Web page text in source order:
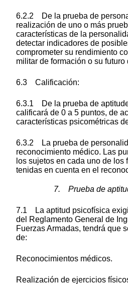
6.2.2 De la prueba de
realización de uno o más
características de la
detectar indicadores de
comprometer su rendimiento
militar de formación o su
6.3 Calificación:
6.3.1 De la prueba de
calificará de 0 a 5 puntos, de
características psicométricas
6.3.2 La prueba de
reconocimiento médico. Las
los sujetos en cada uno de los
tenidas en cuenta en el
7. Prueba de
7.1 La aptitud psicofísica
del Reglamento General de
Fuerzas Armadas, tendrá que
de:
Reconocimientos médicos.
Realización de ejercicios